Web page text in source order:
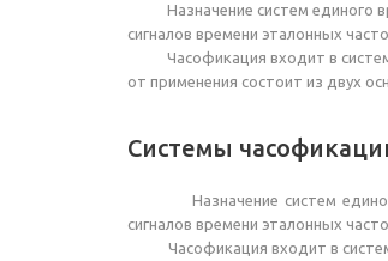
Назначение систем единого
сигналов времени эталонных
Часофикация входит в систему
от применения состоит из двух
Системы
Назначение систем единого
сигналов времени эталонных
Часофикация входит в систему